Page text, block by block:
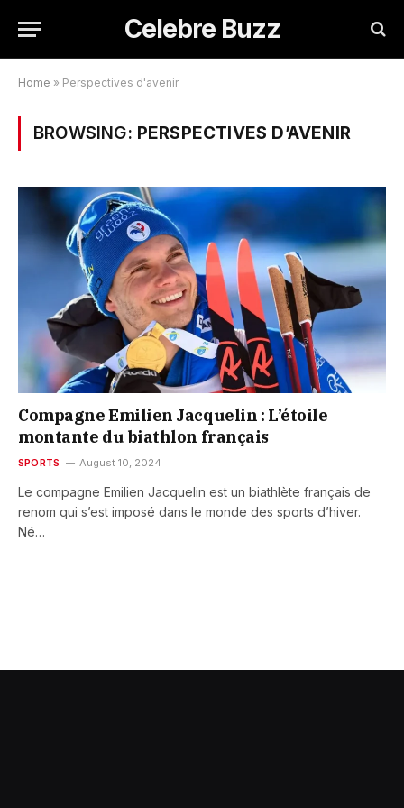
Celebre Buzz
Home » Perspectives d'avenir
BROWSING: PERSPECTIVES D’AVENIR
Compagne Emilien Jacquelin : L’étoile
montante du biathlon français
SPORTS August 10, 2024
Le compagne Emilien Jacquelin est un biathlète français de
renom qui s’est imposé dans le monde des sports d’hiver.
Né…